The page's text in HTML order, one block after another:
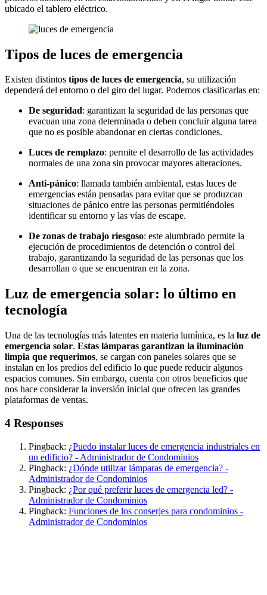
ubicado el tablero eléctrico.
Tipos de luces de emergencia
Existen distintos tipos de luces de emergencia, su utilización
dependerá del entorno o del giro del lugar. Podemos clasificarlas en:
De seguridad: garantizan la seguridad de las personas que
evacuan una zona determinada o deben concluir alguna tarea
que no es posible abandonar en ciertas condiciones.
Luces de remplazo: permite el desarrollo de las actividades
normales de una zona sin provocar mayores alteraciones.
Anti-pánico: llamada también ambiental, estas luces de
emergencias están pensadas para evitar que se produzcan
situaciones de pánico entre las personas permitiéndoles
identificar su entorno y las vías de escape.
De zonas de trabajo riesgoso: este alumbrado permite la
ejecución de procedimientos de detención o control del
trabajo, garantizando la seguridad de las personas que los
desarrollan o que se encuentran en la zona.
Luz de emergencia solar: lo último en
tecnología
Una de las tecnologías más latentes en materia lumínica, es la luz de
emergencia solar. Estas lámparas garantizan la iluminación
limpia que requerimos, se cargan con paneles solares que se
instalan en los predios del edificio lo que puede reducir algunos
espacios comunes. Sin embargo, cuenta con otros beneficios que
nos hace considerar la inversión inicial que ofrecen las grandes
plataformas de ventas.
4 Responses
Pingback: ¿Puedo instalar luces de emergencia industriales en
un edificio? - Administrador de Condominios
Pingback: ¿Dónde utilizar lámparas de emergencia? -
Administrador de Condominios
Pingback: ¿Por qué preferir luces de emergencia led? -
Administrador de Condominios
Pingback: Funciones de los conserjes para condominios -
Administrador de Condominios